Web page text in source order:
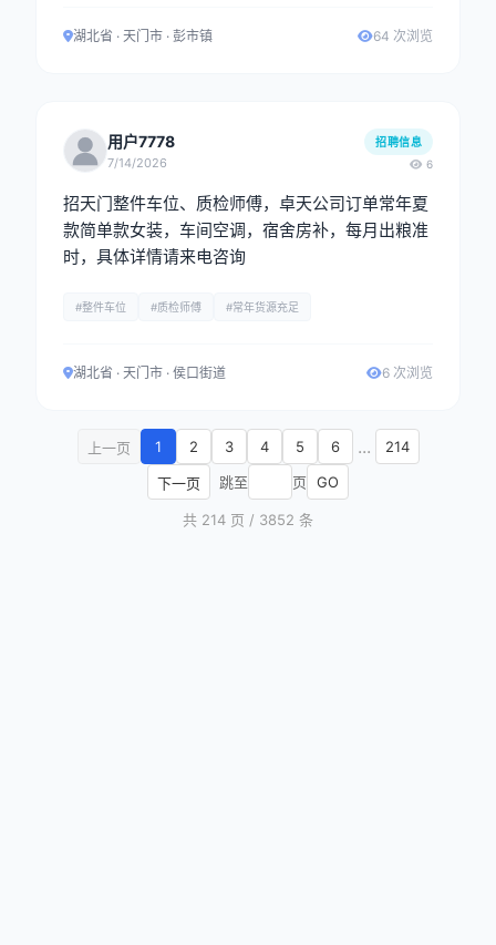
湖北省 · 天门市 · 彭市镇 64 次浏览
用户7778
7/14/2026
招聘信息
6
招天门整件车位、质检师傅，卓天公司订单常年夏
款简单款女装，车间空调，宿舍房补，每月出粮准
时，具体详情请来电咨询
#整件车位 #质检师傅 #常年货源充足
湖北省 · 天门市 · 侯口街道 6 次浏览
上一页 1 2 3 4 5 6 ... 214
下一页 跳至 页 GO
共 214 页 / 3852 条